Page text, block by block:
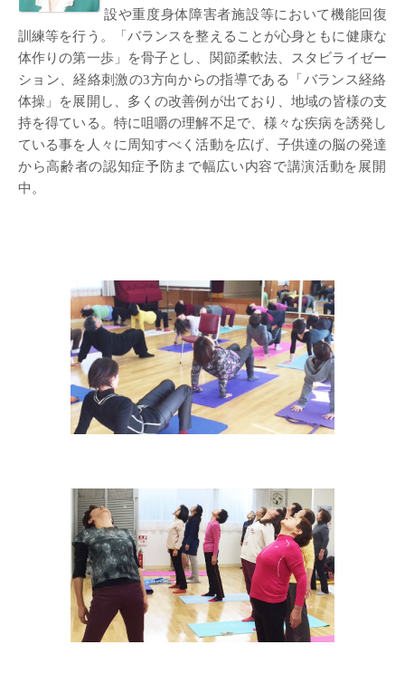
設や重度身体障害者施設等において機能回復
訓練等を行う。「バランスを整えることが心身ともに健康な
体作りの第一歩」を骨子とし、関節柔軟法、スタビライゼー
ション、経絡刺激の3方向からの指導である「バランス経絡
体操」を展開し、 多くの改善例が出ており、地域の皆様の支
持を得ている。特に咀嚼の理解不足で、様々な疾病を誘発し
ている事を人々に周知すべく活動を広げ、子供達の脳の発達
から高齢者の認知症予防まで幅広い内容で講演活動を展開
中。